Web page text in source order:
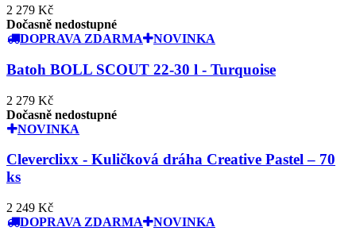
2 279 Kč
Dočasně nedostupné
DOPRAVA ZDARMA
NOVINKA
Batoh BOLL SCOUT 22-30 l - Turquoise
2 279 Kč
Dočasně nedostupné
NOVINKA
Cleverclixx - Kuličková dráha Creative Pastel – 70
ks
2 249 Kč
DOPRAVA ZDARMA
NOVINKA